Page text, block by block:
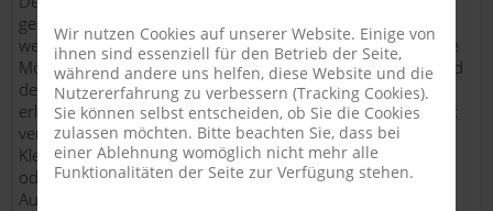
geboten, sich sportlich in vielfältiger Weise
weiterzuentwickeln. Die Ballschule bietet so den Kindern die
Möglichkeit ihre motorischen Fähigkeiten zu verbessern und
den Umgang mit Bällen und anderen Sportgeräten zu
erlernen und zu schulen. In den Stunden wird nicht nur mit
verschiedenen Bällen gearbeitet, sondern es werden auch
Kletter- und Bewegungsparcours aufgebaut, Spiele gespielt
oder der Umgang mit verschiedenen Schlägern getestet.
Außerdem haben die Kinder in jeder
Wir nutzen Cookies auf unserer Website. Einige von
ihnen sind essenziell für den Betrieb der Seite,
während andere uns helfen, diese Website und die
Nutzererfahrung zu verbessern (Tracking Cookies).
Sie können selbst entscheiden, ob Sie die Cookies
zulassen möchten. Bitte beachten Sie, dass bei
einer Ablehnung womöglich nicht mehr alle
Funktionalitäten der Seite zur Verfügung stehen.